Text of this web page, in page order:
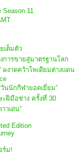
Season 11
เต็มตัว
การขายสู่มาตรฐานโลก
ผงาดคว้าโพเดียมต่างแดน
นนักกีฬายอดเยี่ยม”
ฝีมือช่าง ครั้งที่ 30
วเด่น”
Edition
ร์ม!